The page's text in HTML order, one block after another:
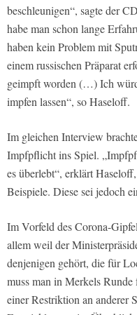
beschleunigen“, sagte der
habe man schon lange
haben kein Problem mit
einem russischen Präparat
geimpft worden (…) Ich
impfen lassen“, so Haseloff.
Im gleichen Interview
Impfpflicht ins Spiel.
es überlebt“, erklärt
Beispiele. Diese sei jedoch
Im Vorfeld des Corona-
allem weil der
denjenigen gehört, die für
muss man in Merkels
einer Restriktion an anderer